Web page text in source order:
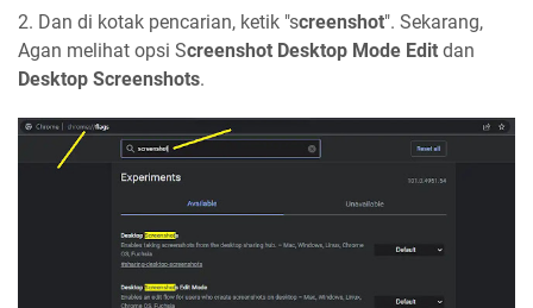
2. Dan di kotak pencarian, ketik "screenshot". Sekarang,
Agan melihat opsi Screenshot Desktop Mode Edit dan
Desktop Screenshots.